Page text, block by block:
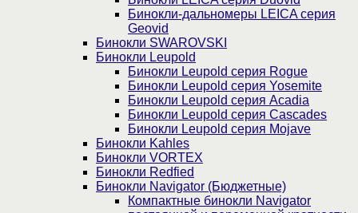
Бинокли-дальномеры LEICA серия
Geovid
Бинокли SWAROVSKI
Бинокли Leupold
Бинокли Leupold серия Rogue
Бинокли Leupold серия Yosemite
Бинокли Leupold серия Acadia
Бинокли Leupold серия Cascades
Бинокли Leupold серия Mojave
Бинокли Kahles
Бинокли VORTEX
Бинокли Redfied
Бинокли Navigator (Бюджетные)
Компактные бинокли Navigator